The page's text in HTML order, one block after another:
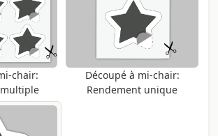
chair:
Découpé à mi-chair:
Rendement unique
coupés selon le tracé
envoyé.